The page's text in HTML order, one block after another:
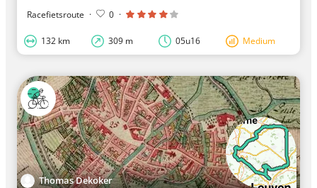
Racefietsroute · 0 ·
132 km 309 m 05u16 Medium
Thomas Dekoker